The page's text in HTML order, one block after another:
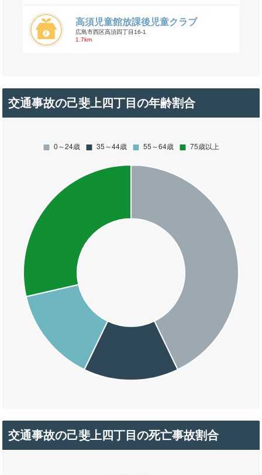
高須児童館放課後児童クラブ
広島市西区高須四丁目16-1
1.7km
交通事故の己斐上四丁目の年齢割合
交通事故の己斐上四丁目の死亡事故割合